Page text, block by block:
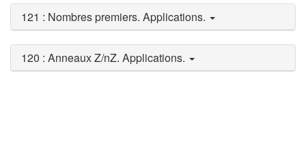
121 : Nombres premiers. Applications.
120 : Anneaux Z/nZ. Applications.